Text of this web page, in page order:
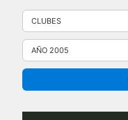
Saltar
contenido